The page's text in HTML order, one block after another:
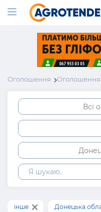
Оголошення Оголошення
Всі
інше Донецька